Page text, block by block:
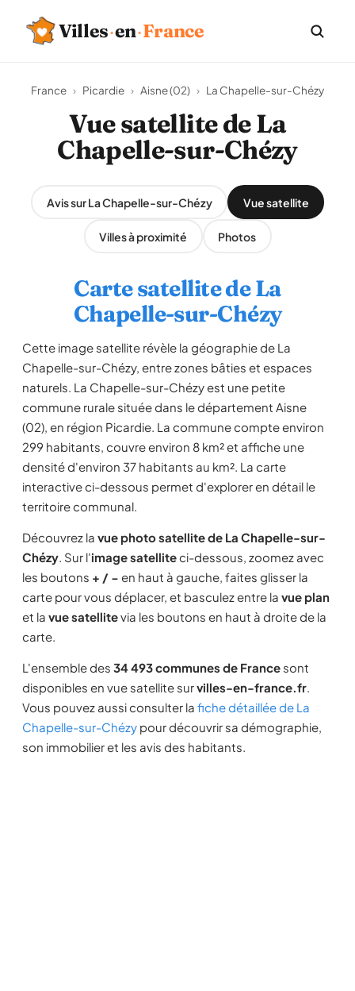
Villes·en·France
France › Picardie › Aisne (02) › La Chapelle-sur-Chézy
Vue satellite de La
Chapelle-sur-Chézy
Avis sur La Chapelle-sur-Chézy Vue satellite
Villes à proximité Photos
Carte satellite de La
Chapelle-sur-Chézy
Cette image satellite révèle la géographie de La
Chapelle-sur-Chézy, entre zones bâties et espaces
naturels. La Chapelle-sur-Chézy est une petite
commune rurale située dans le département Aisne
(02), en région Picardie. La commune compte environ
299 habitants, couvre environ 8 km² et affiche une
densité d'environ 37 habitants au km². La carte
interactive ci-dessous permet d'explorer en détail le
territoire communal.
Découvrez la vue photo satellite de La Chapelle-sur-
Chézy. Sur l'image satelliteci-dessous, zoomez avec
les boutons + / − en haut à gauche, faites glisser la
carte pour vous déplacer, et basculez entre la vue plan
et la vue satellitevia les boutons en haut à droite de la
carte.
L'ensemble des 34 493 communes de France sont
disponibles en vue satellite survilles-en-france.fr.
Vous pouvez aussi consulter la fiche détaillée de La
Chapelle-sur-Chézy pour découvrir sa démographie,
son immobilier et les avis des habitants.